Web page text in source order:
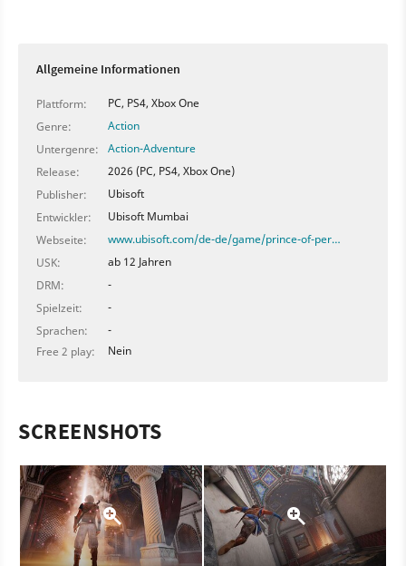
Allgemeine Informationen
Plattform:
PC, PS4, Xbox One
Genre:
Action
Untergenre:
Action-Adventure
Release:
2026 (PC, PS4, Xbox One)
Publisher:
Ubisoft
Entwickler:
Ubisoft Mumbai
Webseite:
www.ubisoft.com/de-de/game/prince-of-per…
USK:
ab 12 Jahren
DRM:
-
Spielzeit:
-
Sprachen:
-
Free 2 play:
Nein
SCREENSHOTS